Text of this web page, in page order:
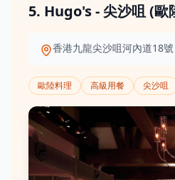
5. Hugo's - 尖沙咀 (歐
香港九龍尖沙咀河內道18號
歐陸料理 高級用餐 尖沙咀